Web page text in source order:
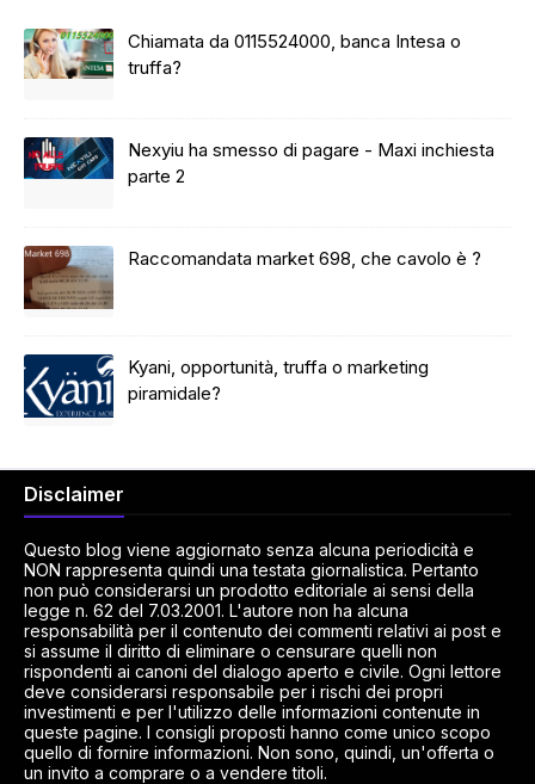
Chiamata da 0115524000, banca Intesa o
truffa?
Nexyiu ha smesso di pagare - Maxi inchiesta
parte 2
Raccomandata market 698, che cavolo è ?
Kyani, opportunità, truffa o marketing
piramidale?
Disclaimer
Questo blog viene aggiornato senza alcuna periodicità e
NON rappresenta quindi una testata giornalistica. Pertanto
non può considerarsi un prodotto editoriale ai sensi della
legge n. 62 del 7.03.2001. L'autore non ha alcuna
responsabilità per il contenuto dei commenti relativi ai post e
si assume il diritto di eliminare o censurare quelli non
rispondenti ai canoni del dialogo aperto e civile. Ogni lettore
deve considerarsi responsabile per i rischi dei propri
investimenti e per l'utilizzo delle informazioni contenute in
queste pagine. I consigli proposti hanno come unico scopo
quello di fornire informazioni. Non sono, quindi, un'offerta o
un invito a comprare o a vendere titoli.